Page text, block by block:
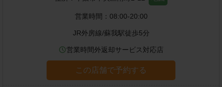
営業時間： 08:00-20:00
JR外房線/蘇我駅徒歩5分
営業時間外返却サービス対応店
この店舗で予約する